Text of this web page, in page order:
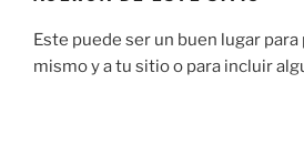
Este puede ser un buen lugar
mismo y a tu sitio o para incluir